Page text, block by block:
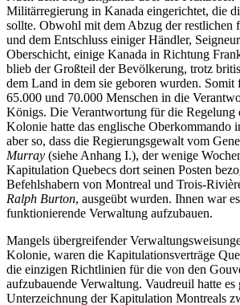
Militärregierung in Kanada eingerichtet, die
sollte. Obwohl mit dem Abzug der restlichen
und dem Entschluss einiger Händler,
Oberschicht, einige Kanada in Richtung
blieb der Großteil der Bevölkerung, trotz
dem Land in dem sie geboren wurden. Somit
65.000 und 70.000 Menschen in die
Königs. Die Verantwortung für die Regelung
Kolonie hatte das englische Oberkommando
aber so, dass die Regierungsgewalt vom
Murray (siehe Anhang I.), der wenige
Kapitulation Quebecs dort seinen Posten
Befehlshabern von Montreal und Trois-
Ralph Burton, ausgeübt wurden. Ihnen war
funktionierende Verwaltung aufzubauen.
Mangels übergreifender
Kolonie, waren die Kapitulationsverträge
die einzigen Richtlinien für die von den
aufzubauende Verwaltung. Vaudreuil hatte es
Unterzeichnung der Kapitulation Montreals